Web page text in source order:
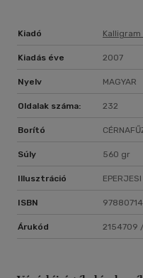
Kiadó Kalligram
Kiadás éve 2007
Nyelv MAGYAR
Oldalak száma: 232
Borító
Súly 560 gr
Illusztráció
ISBN
Árukód 2154709